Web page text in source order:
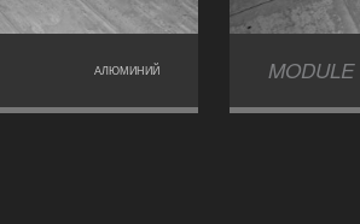
АЛЮМИНИЙ MODULE